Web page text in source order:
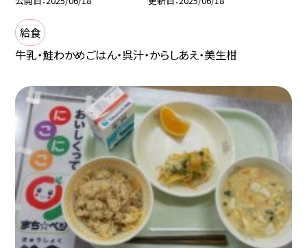
給食
牛乳・鮭わかめごはん・呉汁・からしあえ・美生柑